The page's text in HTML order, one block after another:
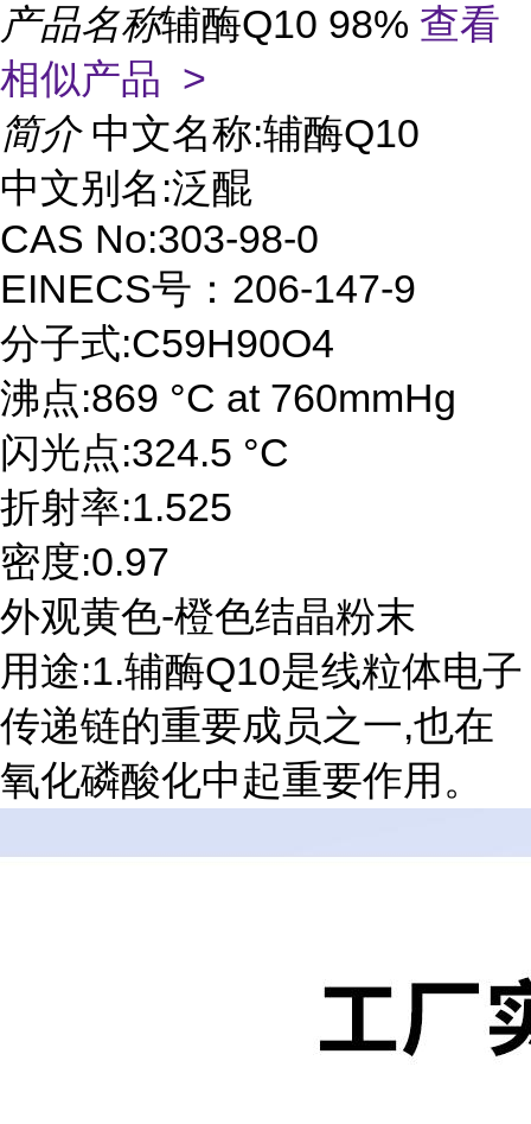
产品名称辅酶Q10 98% 查看
相似产品 >
简介 中文名称:辅酶Q10
中文别名:泛醌
CAS No:303-98-0
EINECS号：206-147-9
分子式:C59H90O4
沸点:869 °C at 760mmHg
闪光点:324.5 °C
折射率:1.525
密度:0.97
外观黄色-橙色结晶粉末
用途:1.辅酶Q10是线粒体电子
传递链的重要成员之一,也在
氧化磷酸化中起重要作用。